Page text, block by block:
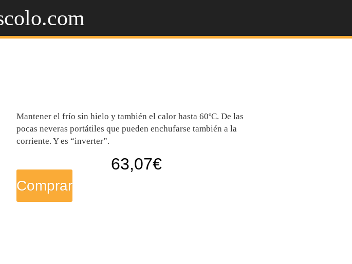
Mantener el frío sin hielo y también el calor hasta 60ºC. De las
pocas neveras portátiles que pueden enchufarse también a la
corriente. Y es “inverter”.
63,07€
Comprar